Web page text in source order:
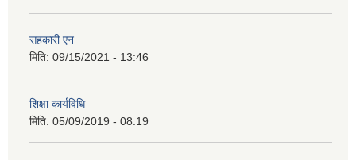
सहकारी एन
मिति: 09/15/2021 - 13:46
शिक्षा कार्यविधि
मिति: 05/09/2019 - 08:19